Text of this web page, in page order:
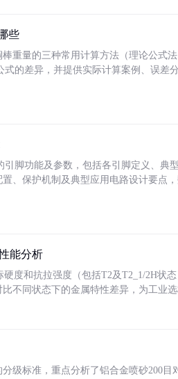
些
重量的三种常用计算方法（理论公式
式的差异，并提供实际计算案例、误差
引脚功能及参数，包括各引脚定义、
、保护机制及典型应用电路设计要点
能分析
度和抗拉强度（包括T2及T2_1/2H状
不同状态下的金属特性差异，为工业选
级标准，重点分析了铝合金喷砂200目